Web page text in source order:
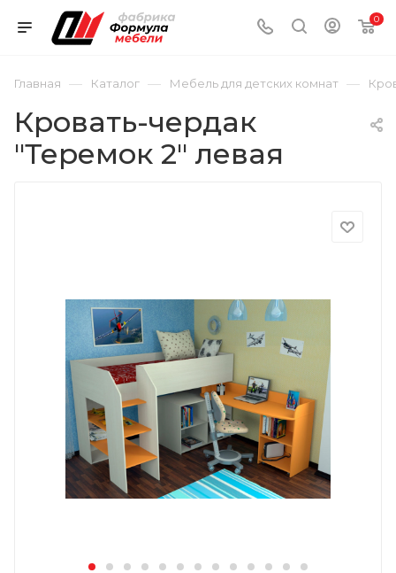
0
Главная — Каталог — Мебель для детских комнат —
Кровать-чердак
"Теремок 2" левая